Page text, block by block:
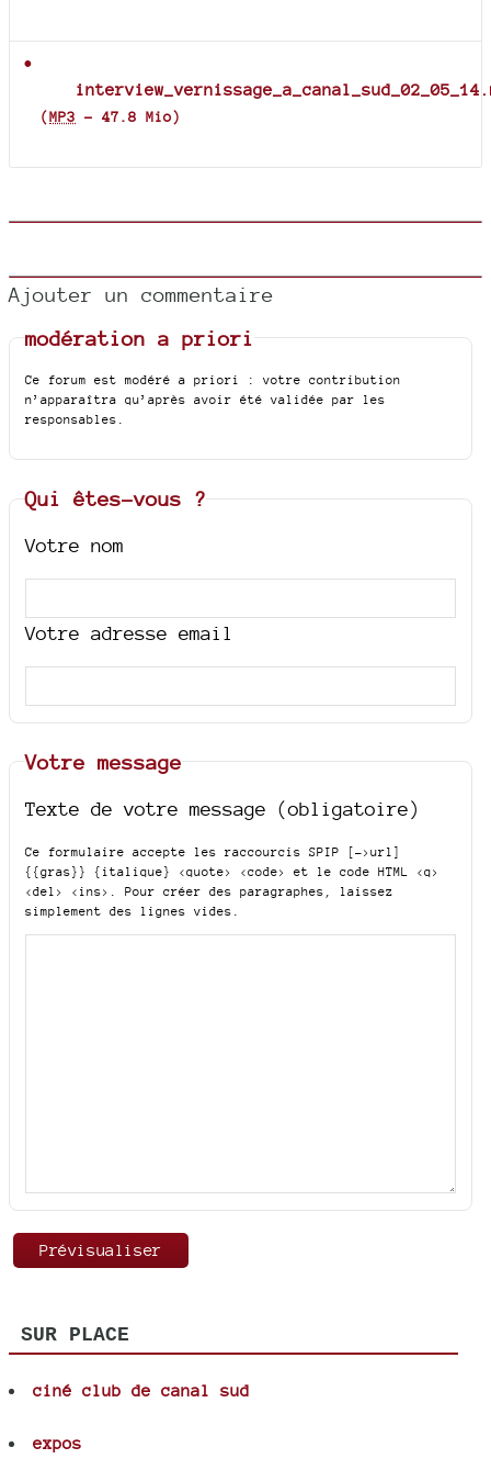
(MP3 - 47.8 Mio)
Ajouter un commentaire
modération a priori
Ce forum est modéré a priori : votre contribution
n’apparaîtra qu’après avoir été validée par les
responsables.
Qui êtes-vous ?
Votre nom
Votre adresse email
Votre message
Texte de votre message (obligatoire)
Ce formulaire accepte les raccourcis SPIP
[->url]
{{gras}} {italique} <quote> <code>
et le code HTML <q>
<del> <ins> . Pour créer des paragraphes, laissez
simplement des lignes vides.
SUR PLACE
ciné club de canal sud
expos